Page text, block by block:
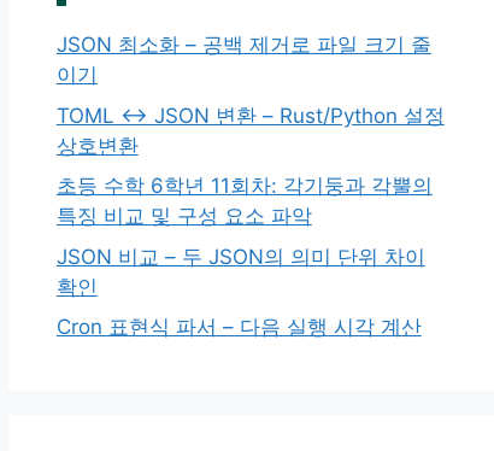
JSON 최소화 – 공백 제거로 파일 크기 줄
이기
TOML ↔ JSON 변환 – Rust/Python 설정
상호변환
초등 수학 6학년 11회차: 각기둥과 각뿔의
특징 비교 및 구성 요소 파악
JSON 비교 – 두 JSON의 의미 단위 차이
확인
Cron 표현식 파서 – 다음 실행 시각 계산